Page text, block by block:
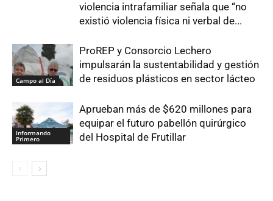
violencia intrafamiliar señala que “no
existió violencia física ni verbal de...
Campo al Día
ProREP y Consorcio Lechero
impulsarán la sustentabilidad y gestión
de residuos plásticos en sector lácteo
Informando
Primero
Aprueban más de $620 millones para
equipar el futuro pabellón quirúrgico
del Hospital de Frutillar